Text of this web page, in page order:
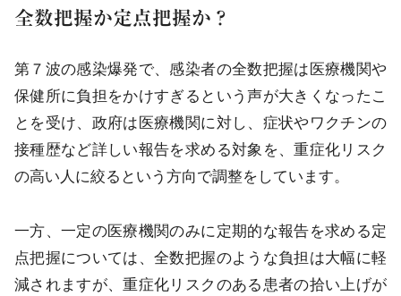
全数把握か定点把握か？
第７波の感染爆発で、感染者の全数把握は医療機関や
保健所に負担をかけすぎるという声が大きくなったこ
とを受け、政府は医療機関に対し、症状やワクチンの
接種歴など詳しい報告を求める対象を、重症化リスク
の高い人に絞るという方向で調整をしています。
一方、一定の医療機関のみに定期的な報告を求める定
点把握については、全数把握のような負担は大幅に軽
減されますが、重症化リスクのある患者の拾い上げが